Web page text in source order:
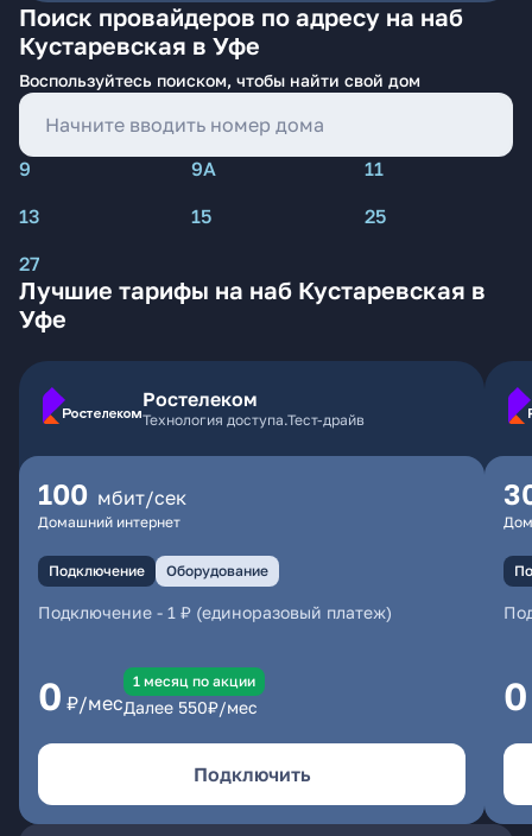
Поиск провайдеров по адресу на наб
Кустаревская в Уфе
Воспользуйтесь поиском, чтобы найти свой дом
9 9А
11
13
15
25
27
Лучшие тарифы на наб Кустаревская в
Уфе
Ростелеком
Технология доступа.Тест-драйв
100 мбит/сек
Домашний интернет
Подключение Оборудование
Подключение - 1 ₽ (единоразовый платеж)
0 ₽/мес
1 месяц по акции
Далее 550₽/мес
Подключить
0